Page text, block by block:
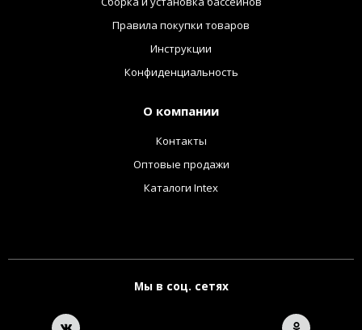
Правила покупки товаров
Инструкции
Конфиденциальность
О компании
Контакты
Оптовые продажи
Каталоги Intex
Мы в соц. сетях